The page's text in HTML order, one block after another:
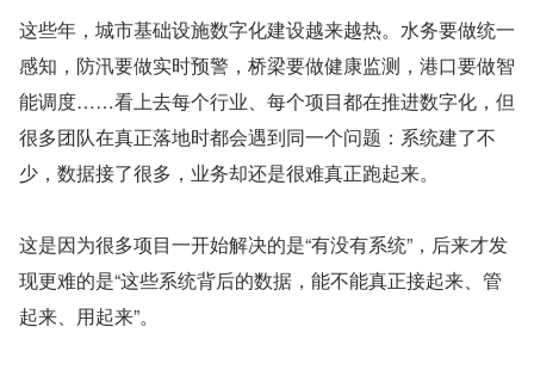
这些年，城市基础设施数字化建设越来越热。水务要做统一
感知，防汛要做实时预警，桥梁要做健康监测，港口要做智
能调度……看上去每个行业、每个项目都在推进数字化，但
很多团队在真正落地时都会遇到同一个问题：系统建了不
少，数据接了很多，业务却还是很难真正跑起来。
这是因为很多项目一开始解决的是“有没有系统”，后来才发
现更难的是“这些系统背后的数据，能不能真正接起来、管
起来、用起来”。